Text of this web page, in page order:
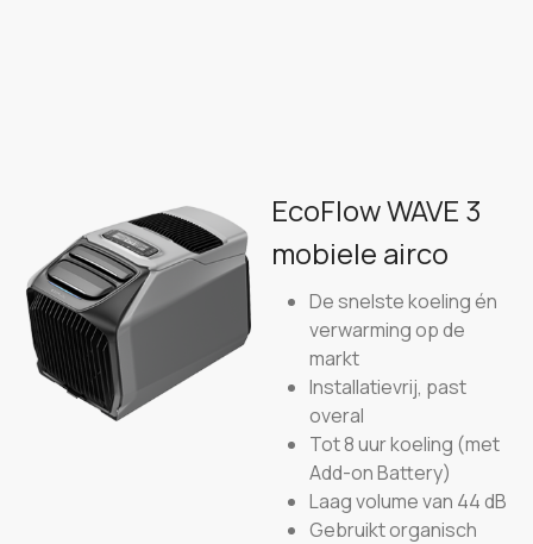
EcoFlow WAVE 3
mobiele airco
De snelste koeling én
verwarming op de
markt
Installatievrij, past
overal
Tot 8 uur koeling (met
Add-on Battery)
Laag volume van 44 dB
Gebruikt organisch